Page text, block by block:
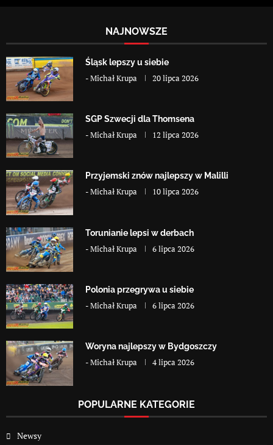
NAJNOWSZE
Śląsk lepszy u siebie
-Michał Krupa 20 lipca 2026
SGP Szwecji dla Thomsena
-Michał Krupa 12 lipca 2026
Przyjemski znów najlepszy w Malilli
-Michał Krupa 10 lipca 2026
Torunianie lepsi w derbach
-Michał Krupa 6 lipca 2026
Polonia przegrywa u siebie
-Michał Krupa 6 lipca 2026
Woryna najlepszy w Bydgoszczy
-Michał Krupa 4 lipca 2026
POPULARNE KATEGORIE
Newsy